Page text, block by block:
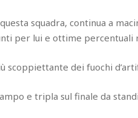
squadra, continua a
per lui e ottime percentuali
scoppiettante dei fuochi
e tripla sul finale da